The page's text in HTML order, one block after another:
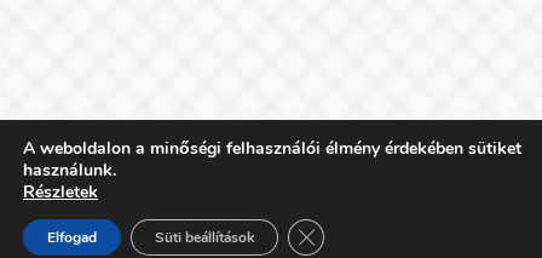
A weboldalon a minőségi felhasználói élmény érdekében sütiket
használunk.
Részletek
Elfogad Süti beállítások Close GDPR Cookie Banner